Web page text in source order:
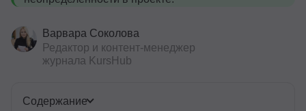
Варвара Соколова
Редактор и контент-менеджер
журнала KursHub
Содержание